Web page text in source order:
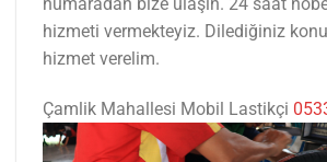
hizmeti vermekteyiz. Dilediğiniz
hizmet verelim.
Çamlik Mahallesi Mobil Lastikçi